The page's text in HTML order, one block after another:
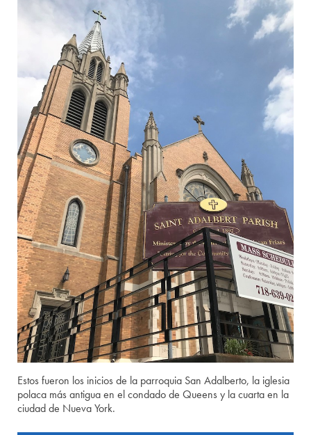
Estos fueron los inicios de la parroquia San Adalberto, la iglesia
polaca más antigua en el condado de Queens y la cuarta en la
ciudad de Nueva York.